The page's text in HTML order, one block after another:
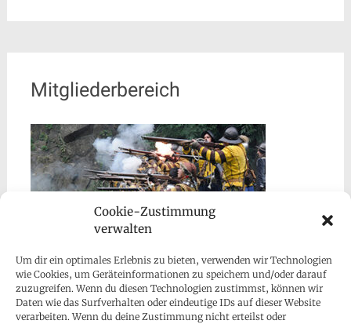
Cookie-Zustimmung
verwalten
Um dir ein optimales Erlebnis zu bieten, verwenden wir Technologien
wie Cookies, um Geräteinformationen zu speichern und/oder darauf
zuzugreifen. Wenn du diesen Technologien zustimmst, können wir
Daten wie das Surfverhalten oder eindeutige IDs auf dieser Website
verarbeiten. Wenn du deine Zustimmung nicht erteilst oder
Mitgliederbereich